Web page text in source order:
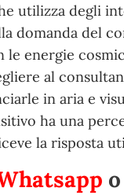
utilizza degli
domanda del
energie
al
in aria e
ha una
la risposta